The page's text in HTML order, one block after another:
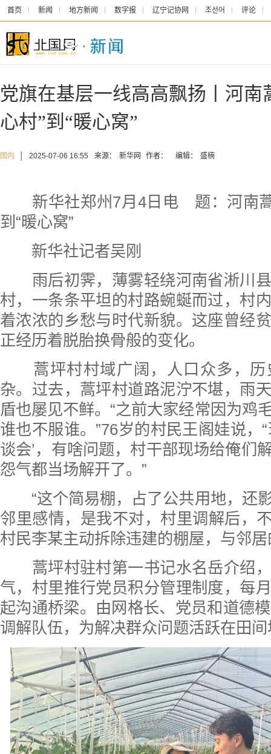
首页 新闻 地方新闻 数字报 辽宁记协网 조선어 评论
党旗在基层一线高高飘扬丨河南
心村”到“暖心窝”
国内 2025-07-06 16:55 来源： 新华网 作者： 编辑： 盛楠
新华社郑州7月4日电 题：河南
到“暖心窝”
新华社记者吴刚
雨后初霁，薄雾轻绕河南省淅川县
村，一条条平坦的村路蜿蜒而过，村
着浓浓的乡愁与时代新貌。这座曾经
正经历着脱胎换骨般的变化。
蒿坪村村域广阔，人口众多，历
杂。过去，蒿坪村道路泥泞不堪，雨
盾也屡见不鲜。“之前大家经常因为鸡
谁也不服谁。”76岁的村民王阁娃说，
谈会’，有啥问题，村干部现场给俺们
怨气都当场解开了。”
“这个简易棚，占了公共用地，还
邻里感情，是我不对，村里调解后，
村民李某主动拆除违建的棚屋，与邻
蒿坪村驻村第一书记水名岳介绍，
气，村里推行党员积分管理制度，每
起沟通桥梁。由网格长、党员和道德
调解队伍，为解决群众问题活跃在田